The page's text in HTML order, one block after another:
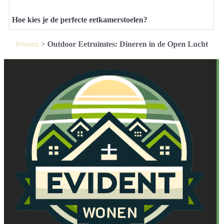
Hoe kies je de perfecte eetkamerstoelen?
Wonen > Outdoor Eetruimtes: Dineren in de Open Lucht